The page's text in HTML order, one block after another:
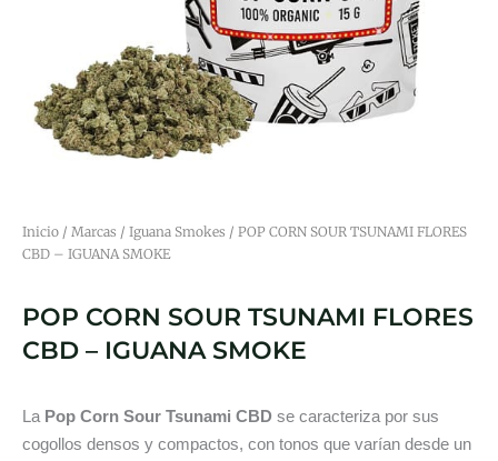
Inicio / Marcas / Iguana Smokes / POP CORN SOUR TSUNAMI FLORES
CBD – IGUANA SMOKE
POP CORN SOUR TSUNAMI FLORES
CBD – IGUANA SMOKE
La Pop Corn Sour Tsunami CBD se caracteriza por sus
cogollos densos y compactos, con tonos que varían desde un